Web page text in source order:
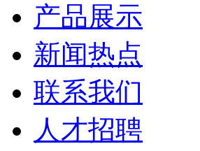
产品展示
新闻热点
联系我们
人才招聘